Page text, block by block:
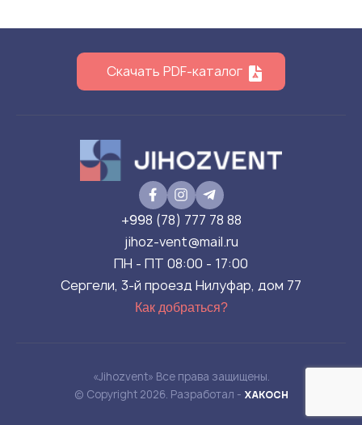
Скачать PDF-каталог
+998 (78) 777 78 88
jihoz-vent@mail.ru
ПН - ПТ 08:00 - 17:00
Сергели, 3-й проезд Нилуфар, дом 77
Как добраться?
«Jihozvent» Все права защищены.
© Copyright 2026. Разработал - XAKOCH